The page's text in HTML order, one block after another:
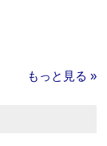
もっと見る »